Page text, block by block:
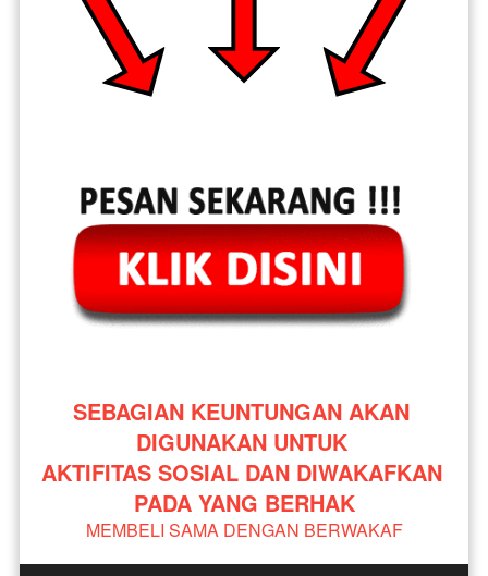
SEBAGIAN KEUNTUNGAN AKAN
DIGUNAKAN UNTUK
AKTIFITAS SOSIAL DAN DIWAKAFKAN
PADA YANG BERHAK
MEMBELI SAMA DENGAN BERWAKAF